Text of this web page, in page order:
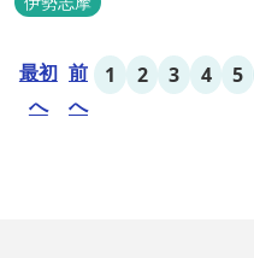
インテリアは見た目からは想
上に寝転んで夜空を見上げれば
最初
へ
前
へ
1 2 3 4 5